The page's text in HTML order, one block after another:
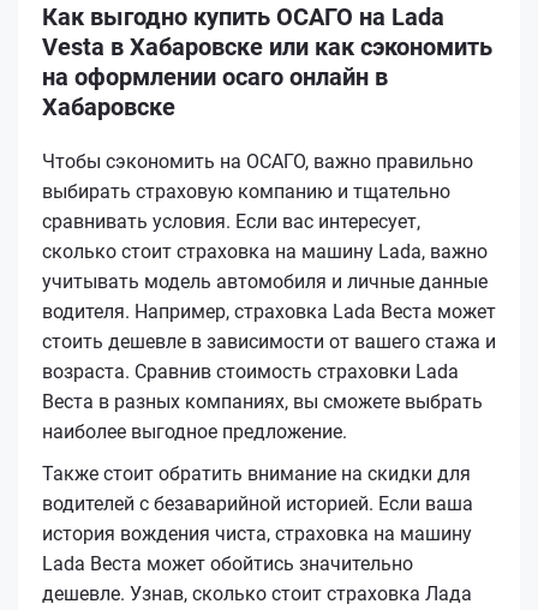
Как выгодно купить ОСАГО на Lada
Vesta в Хабаровске или как сэкономить
на оформлении осаго онлайн в
Хабаровске
Чтобы сэкономить на ОСАГО, важно правильно
выбирать страховую компанию и тщательно
сравнивать условия. Если вас интересует,
сколько стоит страховка на машину Lada, важно
учитывать модель автомобиля и личные данные
водителя. Например, страховка Lada Веста может
стоить дешевле в зависимости от вашего стажа и
возраста. Сравнив стоимость страховки Lada
Веста в разных компаниях, вы сможете выбрать
наиболее выгодное предложение.
Также стоит обратить внимание на скидки для
водителей с безаварийной историей. Если ваша
история вождения чиста, страховка на машину
Lada Веста может обойтись значительно
дешевле. Узнав, сколько стоит страховка Лада